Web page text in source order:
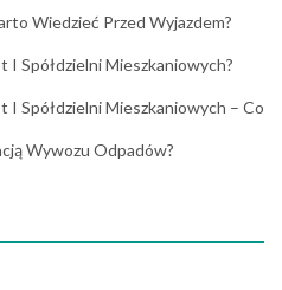
Wiedzieć Przed Wyjazdem?
Spółdzielni Mieszkaniowych?
Spółdzielni Mieszkaniowych – Co
Wywozu Odpadów?